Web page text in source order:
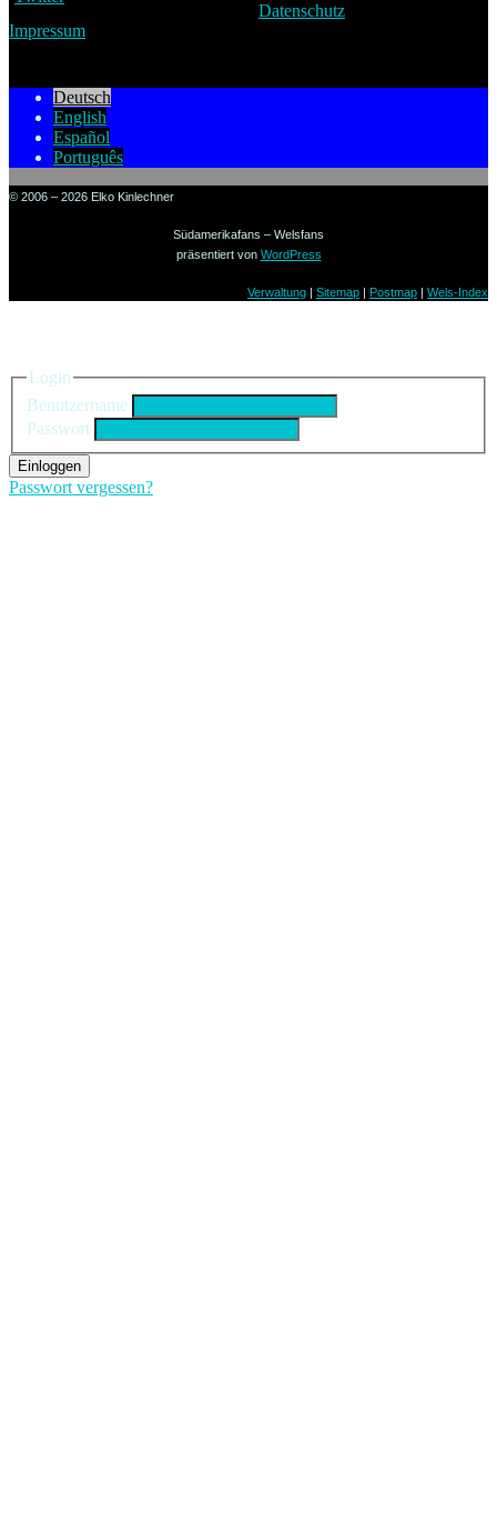
Datenschutz
Impressum
Deutsch
English
Español
Português
© 2006 – 2026 Elko Kinlechner
Südamerikafans – Welsfans
präsentiert von WordPress
Verwaltung Sitemap Postmap Wels-Index
Login
Benutzername
Passwort
Einloggen
Passwort vergessen?